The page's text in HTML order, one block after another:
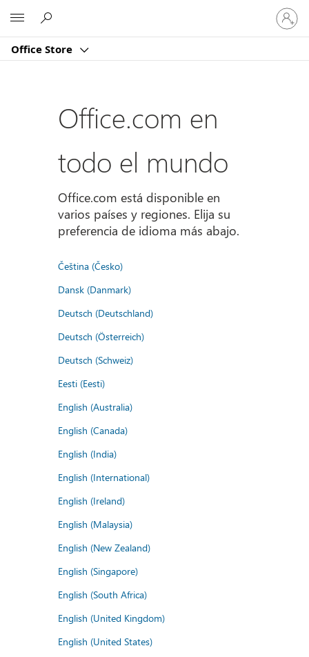
Office Store
Iniciar
sesión
en
cuenta
Office.com en
todo el mundo
Office.com está disponible en
varios países y regiones. Elija su
preferencia de idioma más abajo.
Čeština (Česko)
Dansk (Danmark)
Deutsch (Deutschland)
Deutsch (Österreich)
Deutsch (Schweiz)
Eesti (Eesti)
English (Australia)
English (Canada)
English (India)
English (International)
English (Ireland)
English (Malaysia)
English (New Zealand)
English (Singapore)
English (South Africa)
English (United Kingdom)
English (United States)